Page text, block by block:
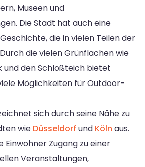
Museen und
Die Stadt hat auch eine
die in vielen Teilen der
die vielen Grünflächen wie
und den Schloßteich bietet
Möglichkeiten für Outdoor-
sich durch seine Nähe zu
wie Düsseldorf und Köln aus.
Einwohner Zugang zu einer
Veranstaltungen,